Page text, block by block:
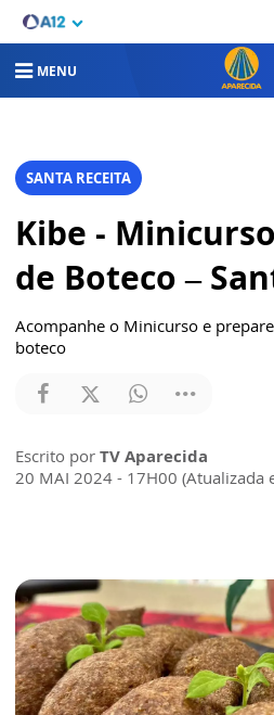
MENU
SANTA RECEITA
Kibe -
de Boteco –
Acompanhe o Minicurso e
boteco
Escrito por TV Aparecida
20 MAI 2024 - 17H00 (Atualizada